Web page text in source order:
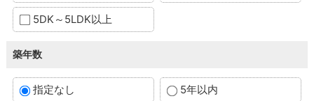
5DK～5LDK以上
築年数
指定なし 5年以内